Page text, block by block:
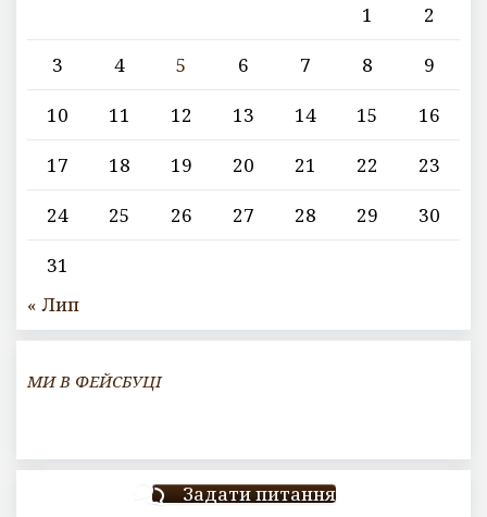
1
2
3
4 5 6 7 8
9
10
11 12 13 14 15
16
17
18 19 20 21 22
23
24
25 26 27 28 29
30
31
« Лип
МИ В ФЕЙСБУЦІ
Задати питання